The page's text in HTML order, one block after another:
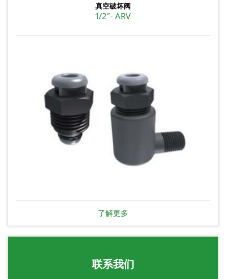
真空破坏阀
1/2″- ARV
了解更多
联系我们